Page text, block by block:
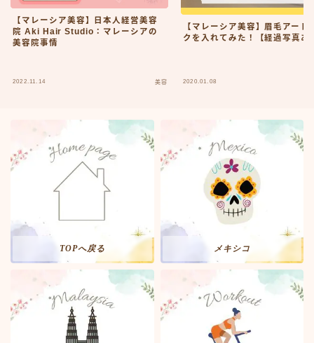
Follow Me
【マレーシア美容】日本人経営美容
院 Aki Hair Studio：マレーシアの
美容院事情
2022.11.14 美容
【マレーシア美容】眉毛アート
クを入れてみた！【経過写真あ
2020.01.08
TOPへ戻る メキシコ